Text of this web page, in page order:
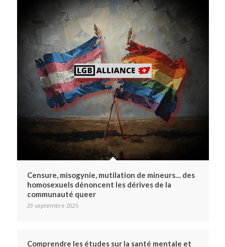
Censure, misogynie, mutilation de mineurs… des
homosexuels dénoncent les dérives de la
communauté queer
29 septembre 2025
Comprendre les études sur la santé mentale et